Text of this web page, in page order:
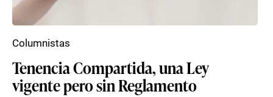
Tenencia Compartida, una Ley
vigente pero sin Reglamento
Columnistas